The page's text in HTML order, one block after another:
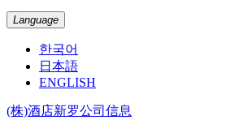
Language
한국어
日本語
ENGLISH
(株)酒店新罗公司信息